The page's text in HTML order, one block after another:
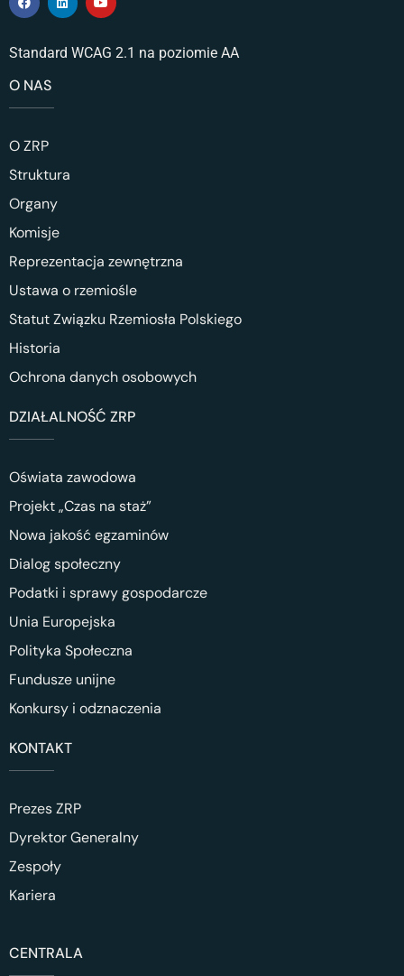
Standard WCAG 2.1 na poziomie AA
O NAS
O ZRP
Struktura
Organy
Komisje
Reprezentacja zewnętrzna
Ustawa o rzemiośle
Statut Związku Rzemiosła Polskiego
Historia
Ochrona danych osobowych
DZIAŁALNOŚĆ ZRP
Oświata zawodowa
Projekt „Czas na staż”
Nowa jakość egzaminów
Dialog społeczny
Podatki i sprawy gospodarcze
Unia Europejska
Polityka Społeczna
Fundusze unijne
Konkursy i odznaczenia
KONTAKT
Prezes ZRP
Dyrektor Generalny
Zespoły
Kariera
CENTRALA